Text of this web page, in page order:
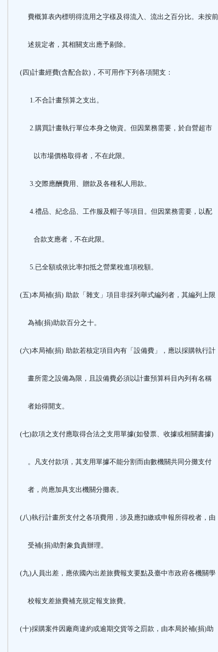
費概算表內標明得流用之字樣及得流入、流出之百分比。未按前
述規定者，其相關支出應予剔除。
(四)計畫經費(含配合款)，不可用作下列各項開支：
1.不合計畫預算之支出。
2.購買計畫執行單位本身之物資。但因業務需要，於自營超市
以市場價格取得者，不在此限。
3.交際應酬費用、贈款及各種私人用款。
4.禮品、紀念品、工作服及帽子等項目。但因業務需要，以配
合款支應者，不在此限。
5.已全額或依比率扣抵之營業稅進項稅額。
(五)本局補(捐) 助款「雜支」項目非採列舉式編列者，其編列上限
為補(捐)助款百分之十。
(六)本局補(捐) 助款若核定項目內有「設備費」，應以採購執行計
畫所需之設備為限，且設備費必須以計畫預算科目內列有名稱
者始得開支。
(七)款項之支付應取得合法之支用單據(如發票、收據或相關書據)
。凡支付款項，其支用單據不能分割而由數機關共同分攤支付
者，尚應加具支出機關分攤表。
(八)執行計畫所支付之各項費用，涉及應扣繳或申報所得稅者，由
受補(捐)助對象負責辦理。
(九)人員出差，應依國內出差旅費報支要點及臺中市政府各機關學
校報支差旅費補充規定報支旅費。
(十)採購案件因廠商違約或逾期交貨等之罰款，由本局於補(捐)助